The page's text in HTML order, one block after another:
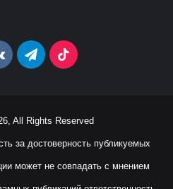
vk.comTelegramTikTok
All Rights Reserved
за достоверность публикуемых
может не совпадать с мнением